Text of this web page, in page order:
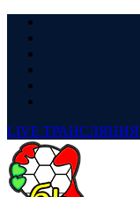
LIVE ТРАНСЛЯЦИЯ